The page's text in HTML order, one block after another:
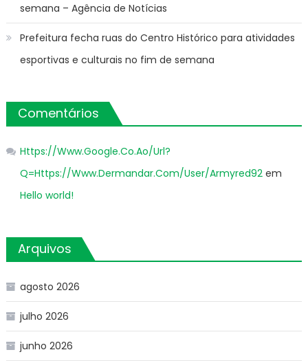
semana – Agência de Notícias
Prefeitura fecha ruas do Centro Histórico para atividades
esportivas e culturais no fim de semana
Comentários
Https://Www.Google.Co.Ao/Url?
Q=Https://Www.Dermandar.Com/User/Armyred92em
Hello world!
Arquivos
agosto 2026
julho 2026
junho 2026